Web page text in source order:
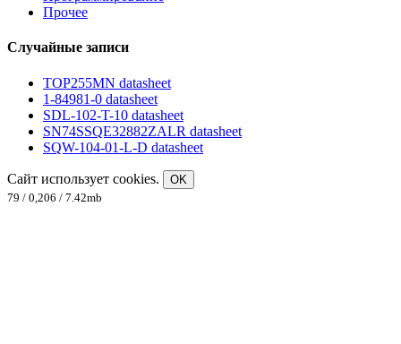
Прочее
Случайные записи
TOP255MN datasheet
1-84981-0 datasheet
SDL-102-T-10 datasheet
SN74SSQE32882ZALR datasheet
SQW-104-01-L-D datasheet
Сайт использует cookies.
OK
79 / 0,206 / 7.42mb